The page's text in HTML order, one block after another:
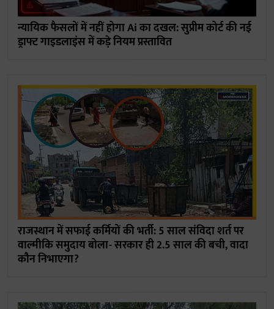
न्यायिक फैसलों में नहीं होगा Ai का दखल: सुप्रीम कोर्ट की नई
ड्राफ्ट गाइडलाइंस में कड़े नियम प्रस्तावित
राजस्थान में सफाई कर्मियों की भर्ती: 5 साल संविदा शर्त पर
वाल्मीकि समुदाय बोला- सरकार ही 2.5 साल की बची, वादा
कौन निभाएगा?